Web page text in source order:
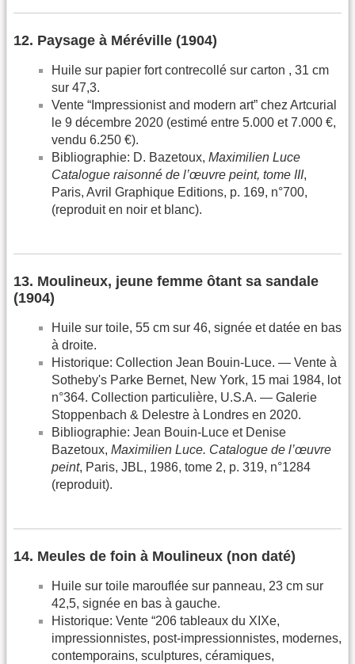
12. Paysage à Méréville (1904)
Huile sur papier fort contrecollé sur carton , 31 cm
sur 47,3.
Vente “Impressionist and modern art” chez Artcurial
le 9 décembre 2020 (estimé entre 5.000 et 7.000 €,
vendu 6.250 €).
Bibliographie: D. Bazetoux, Maximilien Luce
Catalogue raisonné de l’œuvre peint, tome III,
Paris, Avril Graphique Editions, p. 169, n°700,
(reproduit en noir et blanc).
13. Moulineux, jeune femme ôtant sa sandale
(1904)
Huile sur toile, 55 cm sur 46, signée et datée en bas
à droite.
Historique: Collection Jean Bouin-Luce. — Vente à
Sotheby's Parke Bernet, New York, 15 mai 1984, lot
n°364. Collection particulière, U.S.A. — Galerie
Stoppenbach & Delestre à Londres en 2020.
Bibliographie: Jean Bouin-Luce et Denise
Bazetoux, Maximilien Luce. Catalogue de l’œuvre
peint, Paris, JBL, 1986, tome 2, p. 319, n°1284
(reproduit).
14. Meules de foin à Moulineux (non daté)
Huile sur toile marouflée sur panneau, 23 cm sur
42,5, signée en bas à gauche.
Historique: Vente “206 tableaux du XIXe,
impressionnistes, post-impressionnistes, modernes,
contemporains, sculptures, céramiques,